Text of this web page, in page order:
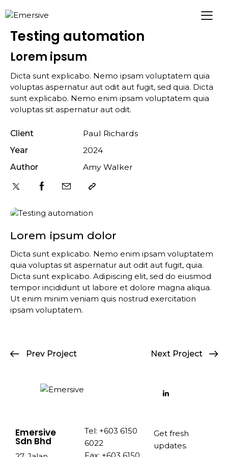
Testing automation
Lorem ipsum
Dicta sunt explicabo. Nemo ipsam voluptatem quia
voluptas aspernatur aut odit aut fugit, sed quia. Dicta
sunt explicabo. Nemo enim ipsam voluptatem quia
voluptas sit aspernatur aut odit.
Client
Paul Richards
Year
2024
Author
Amy Walker
Lorem ipsum dolor
Dicta sunt explicabo. Nemo enim ipsam voluptatem
quia voluptas sit aspernatur aut odit aut fugit, quia.
Dicta sunt explicabo. Adipiscing elit, sed do eiusmod
tempor incididunt ut labore et dolore magna aliqua.
Ut enim minim veniam quis nostrud exercitation
ipsam voluptatem.
Prev Project Next Project
Emersive
Sdn Bhd
Tel: +603 6150
6022
Get fresh
updates.